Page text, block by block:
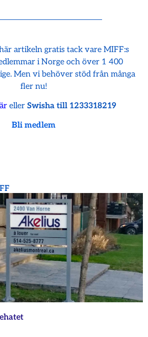
artikeln gratis tack vare MIFF:s
i Norge och över 1 400
Men vi behöver stöd från många
fler nu!
eller Swisha till 1233318219
Bli medlem